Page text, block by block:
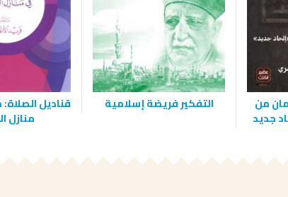
من
جديد
التفكير فريضة إسلامية قناديل
منازل